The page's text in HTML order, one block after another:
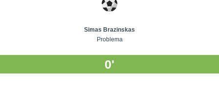
Simas Brazinskas
Problema
0'